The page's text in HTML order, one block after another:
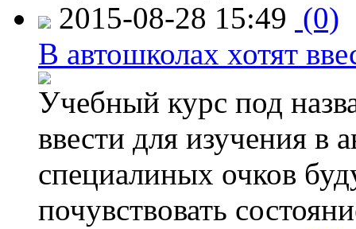
2015-08-28 15:49 (0)
В автошколах хотят
Учебный курс под
ввести для изучения
специалиных очков
почувствовать